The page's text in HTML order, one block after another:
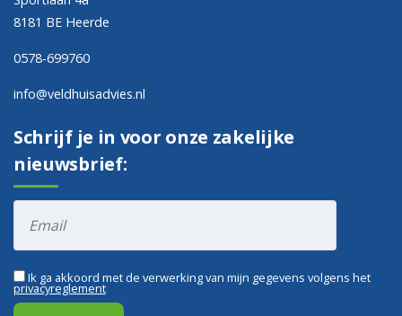
8181 BE Heerde
0578-699760
info@veldhuisadvies.nl
Schrijf je in voor onze zakelijke
nieuwsbrief:
Ik ga akkoord met de verwerking van mijn gegevens volgens het
privacyreglement